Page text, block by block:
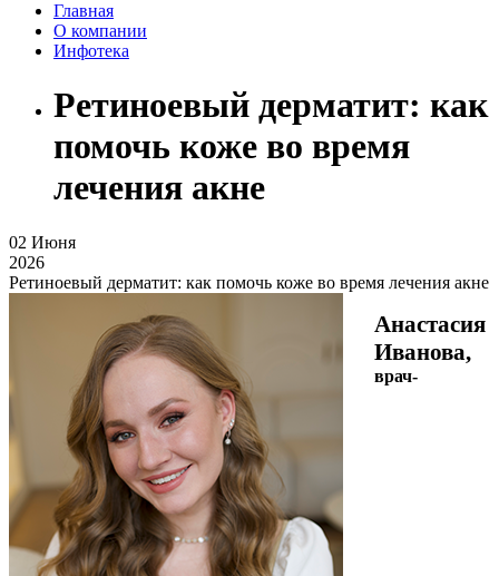
Главная
О компании
Инфотека
Ретиноевый дерматит: как
помочь коже во время
лечения акне
02 Июня
2026
Ретиноевый дерматит: как помочь коже во время лечения акне
Анастасия
Иванова,
врач-